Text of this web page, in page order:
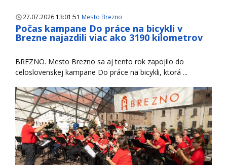
27.07.2026 13:01:51 Mesto Brezno
Počas kampane Do práce na bicykli v
Brezne najazdili viac ako 3190 kilometrov
BREZNO. Mesto Brezno sa aj tento rok zapojilo do
celoslovenskej kampane Do práce na bicykli, ktorá ...